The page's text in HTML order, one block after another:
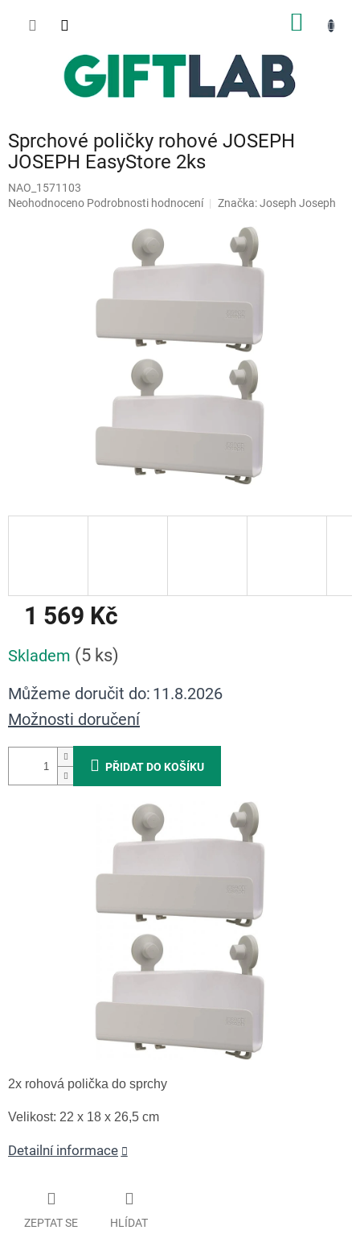
Sprchové poličky rohové JOSEPH
JOSEPH EasyStore 2ks
NAO_1571103
Průměrné
Neohodnoceno Podrobnosti hodnocení Značka:Joseph Joseph
1 569 Kč
cena:
Skladem (5 ks)
Můžeme doručit do: 11.8.2026
Možnosti doručení
PŘIDAT DO KOŠÍKU
2x rohová polička do sprchy
Velikost: 22 x 18 x 26,5 cm
Detailní informace
ZEPTAT SE HLÍDAT